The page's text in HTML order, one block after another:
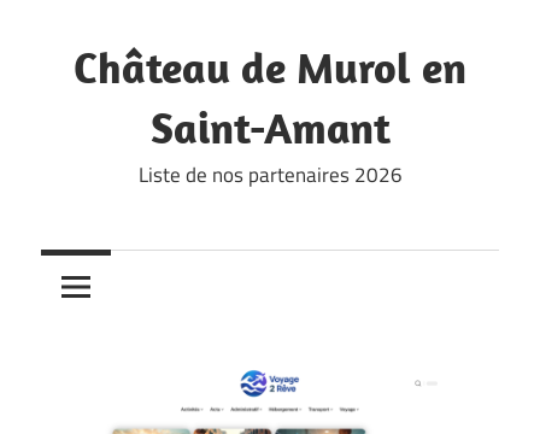
content
Château de Murol en
Saint-Amant
Liste de nos partenaires 2026